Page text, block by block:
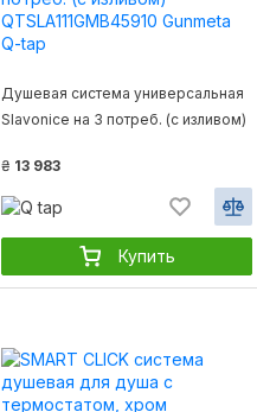
Душевая система универсальная
Slavonice на 3 потреб. (с изливом)
tap
₴ 13 983
Купить